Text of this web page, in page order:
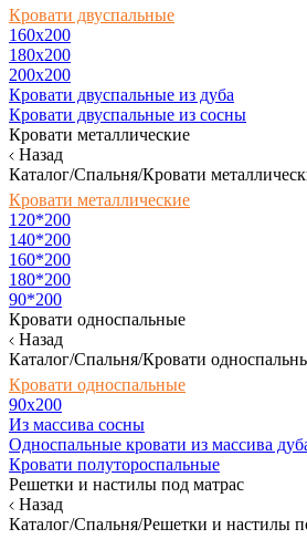
Кровати двуспальные
160х200
180x200
200x200
Кровати двуспальные из дуба
Кровати двуспальные из сосны
Кровати металлические
Назад
Каталог/Спальня/Кровати
Кровати металлические
120*200
140*200
160*200
180*200
90*200
Кровати односпальные
Назад
Каталог/Спальня/Кровати
Кровати односпальные
90х200
Из массива сосны
Односпальные кровати из массива
Кровати полутороспальные
Решетки и настилы под матрас
Назад
Каталог/Спальня/Решетки и настилы